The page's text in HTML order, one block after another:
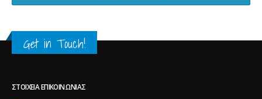
Get in Touch!
ΣΤΟΙΧΕΊΑ ΕΠΙΚΟΙΝΩΝΊΑΣ